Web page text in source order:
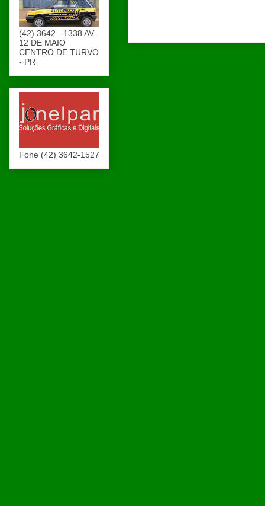
(42) 3642 - 1338 AV.
12 DE MAIO
CENTRO DE TURVO
- PR
Fone (42) 3642-1527